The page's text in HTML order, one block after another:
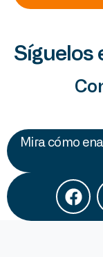
Síguelos
Mira cómo